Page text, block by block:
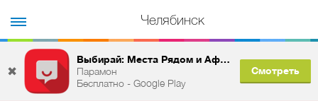
✖
Выбирай: Места Рядом и Афиша
Парамон
Бесплатно - Google Play
Смотреть
Челябинск